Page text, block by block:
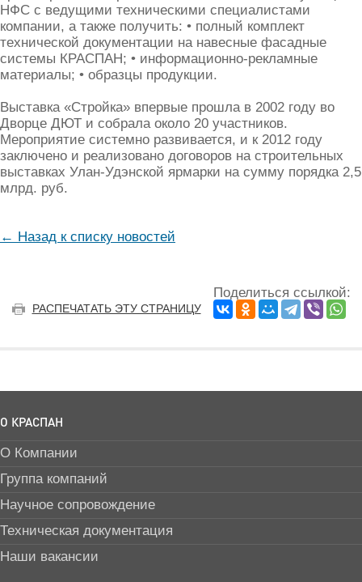
НФС с ведущими техническими специалистами
компании, а также получить: • полный комплект
технической документации на навесные фасадные
системы КРАСПАН; • информационно-рекламные
материалы; • образцы продукции.
Выставка «Стройка» впервые прошла в 2002 году во
Дворце ДЮТ и собрала около 20 участников.
Мероприятие системно развивается, и к 2012 году
заключено и реализовано договоров на строительных
выставках Улан-Удэнской ярмарки на сумму порядка 2,5
млрд. руб.
← Назад к списку новостей
РАСПЕЧАТАТЬ ЭТУ СТРАНИЦУ
Поделиться ссылкой:
О КРАСПАН
О Компании
Группа компаний
Научное сопровождение
Техническая документация
Наши вакансии